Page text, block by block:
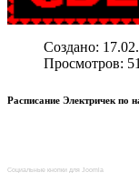
Создано:
Просмотров:
Расписание Электричек по
Социальные кнопки для Joomla